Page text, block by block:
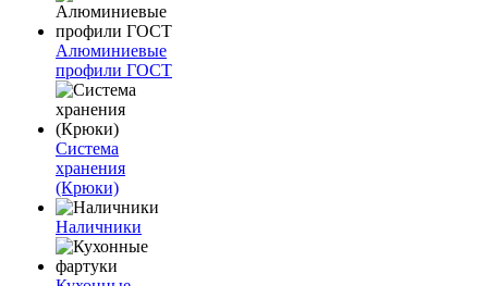
Алюминиевые
профили ГОСТ
Система
хранения
(Крюки)
Наличники